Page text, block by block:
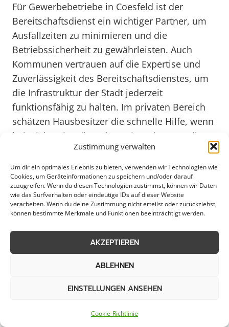
Zustimmung verwalten
Um dir ein optimales Erlebnis zu bieten, verwenden wir Technologien wie
Cookies, um Geräteinformationen zu speichern und/oder darauf
zuzugreifen. Wenn du diesen Technologien zustimmst, können wir Daten
wie das Surfverhalten oder eindeutige IDs auf dieser Website
verarbeiten. Wenn du deine Zustimmung nicht erteilst oder zurückziehst,
können bestimmte Merkmale und Funktionen beeinträchtigt werden.
AKZEPTIEREN
ABLEHNEN
EINSTELLUNGEN ANSEHEN
Cookie-Richtlinie
Für Gewerbebetriebe in Coesfeld ist der
Bereitschaftsdienst ein wichtiger Partner, um
Ausfallzeiten zu minimieren und die
Betriebssicherheit zu gewährleisten. Auch
Kommunen vertrauen auf die Expertise und
Zuverlässigkeit des Bereitschaftsdienstes, um
die Infrastruktur der Stadt jederzeit
funktionsfähig zu halten. Im privaten Bereich
schätzen Hausbesitzer die schnelle Hilfe, wenn
beispielsweise die Heizung im Winter streikt
oder ein Rohrbruch das Zuhause bedroht.
Dank des Bereitschaftsdienstes sind die
Bewohner von Coesfeld in solchen Situationen
gut versorgt und können sich auf
professionelle Unterstützung verlassen. Auch
Leistungsspektrum und seiner schnellen
Reaktionszeit ein unverzichtbarer Service für
Weitere Themen in Coesfeld